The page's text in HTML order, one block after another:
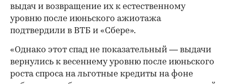
выдач и возвращение их к естественному
уровню после июньского ажиотажа
подтвердили в ВТБ и «Сбере».
«Однако этот спад не показательный — выдачи
вернулись к весеннему уровню после июньского
роста спроса на льготные кредиты на фоне